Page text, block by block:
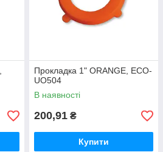
Прокладка 1" ORANGE, ECO-
UO504
В наявності
200,91 ₴
Купити